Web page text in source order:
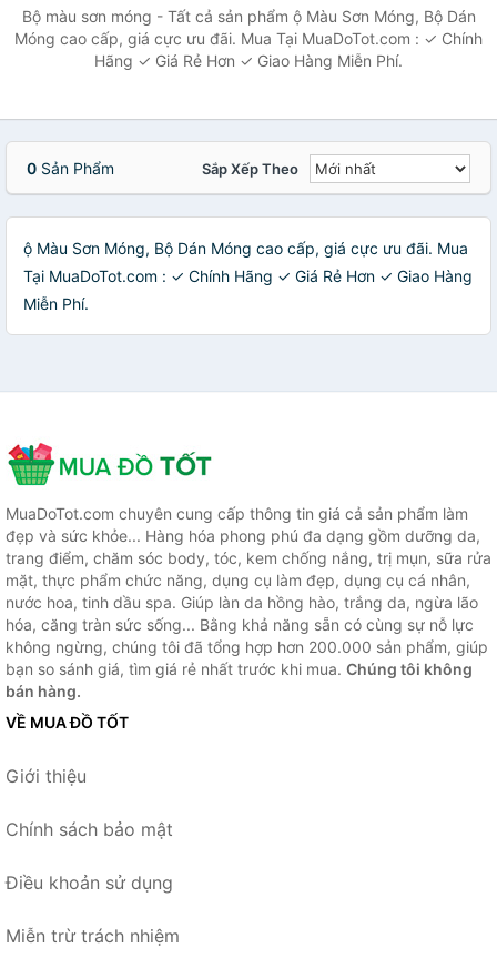
Waterproof
Mascara
The Face
Bộ màu sơn móng - Tất cả sản phẩm ộ Màu Sơn Móng, Bộ Dán
Móng cao cấp, giá cực ưu đãi. Mua Tại MuaDoTot.com : ✓ Chính
Hãng ✓ Giá Rẻ Hơn ✓ Giao Hàng Miễn Phí.
0 Sản Phẩm Sắp Xếp Theo
ộ Màu Sơn Móng, Bộ Dán Móng cao cấp, giá cực ưu đãi. Mua
Tại MuaDoTot.com : ✓ Chính Hãng ✓ Giá Rẻ Hơn ✓ Giao Hàng
Miễn Phí.
MuaDoTot.com chuyên cung cấp thông tin giá cả sản phẩm làm
đẹp và sức khỏe... Hàng hóa phong phú đa dạng gồm dưỡng da,
trang điểm, chăm sóc body, tóc, kem chống nắng, trị mụn, sữa rửa
mặt, thực phẩm chức năng, dụng cụ làm đẹp, dụng cụ cá nhân,
nước hoa, tinh dầu spa. Giúp làn da hồng hào, trắng da, ngừa lão
hóa, căng tràn sức sống... Bằng khả năng sẵn có cùng sự nỗ lực
không ngừng, chúng tôi đã tổng hợp hơn 200.000 sản phẩm, giúp
bạn so sánh giá, tìm giá rẻ nhất trước khi mua. Chúng tôi không
bán hàng.
VỀ MUA ĐỒ TỐT
Giới thiệu
Chính sách bảo mật
Điều khoản sử dụng
Miễn trừ trách nhiệm